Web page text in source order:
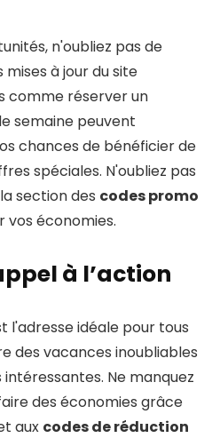
n'oubliez pas de
à jour du site
comme réserver un
semaine peuvent
chances de bénéficier de
spéciales. N'oubliez pas
section des codes promo
vos économies.
à l’action
l'adresse idéale pour tous
des vacances inoubliables
Ne manquez
des économies grâce
aux codes de réduction